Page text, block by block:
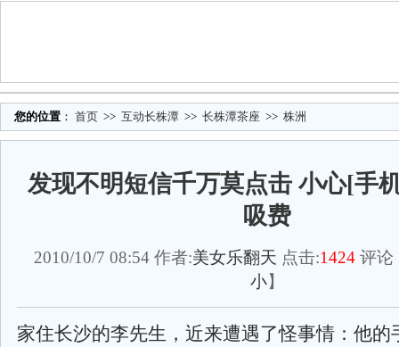
您的位置 ： 首页 >> 互动长株潭 >> 长株潭茶座 >> 株洲
发现不明短信千万莫点击 小心[手
吸费
2010/10/7 08:54 作者:美女乐翻天 点击:1424 评论
小】
家住长沙的李先生，近来遭遇了怪事情：他的